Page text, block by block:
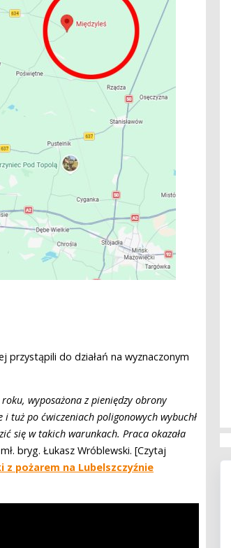
przystąpili do działań na wyznaczonym
wyposażona z pieniędzy obrony
tuż po ćwiczeniach poligonowych wybuchł
się w takich warunkach. Praca okazała
bryg. Łukasz Wróblewski. [Czytaj
pożarem na Lubelszczyźnie